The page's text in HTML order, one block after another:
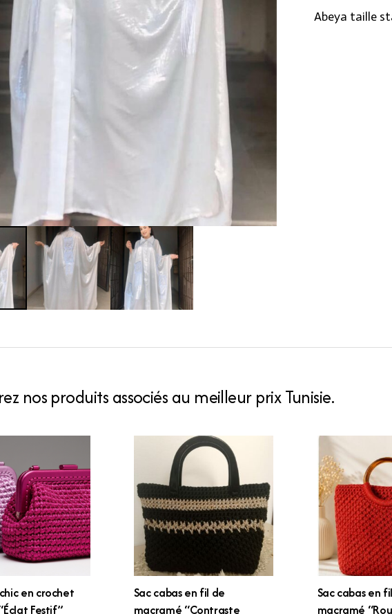
Abeya taille
nos produits associés au meilleur prix Tunisie.
en crochet
Festif”
Sac cabas en fil de
macramé “Contraste
Sac cabas en
macramé